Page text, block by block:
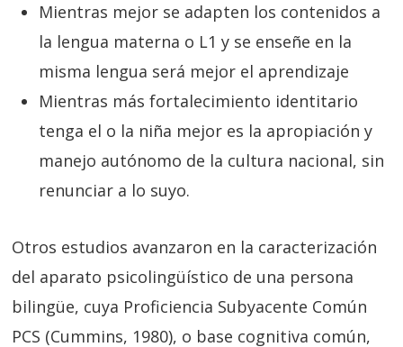
Mientras mejor se adapten los contenidos a
la lengua materna o L1 y se enseñe en la
misma lengua será mejor el aprendizaje
Mientras más fortalecimiento identitario
tenga el o la niña mejor es la apropiación y
manejo autónomo de la cultura nacional, sin
renunciar a lo suyo.
Otros estudios avanzaron en la caracterización
del aparato psicolingüístico de una persona
bilingüe, cuya Proficiencia Subyacente Común
PCS (Cummins, 1980), o base cognitiva común,